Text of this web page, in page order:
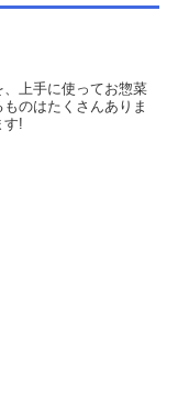
上手に使ってお惣菜
のはたくさんありま
す!